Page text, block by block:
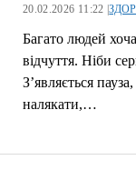
20.02.2026 11:22 |
Багато людей
відчуття. Ніби
З’являється
налякати,…